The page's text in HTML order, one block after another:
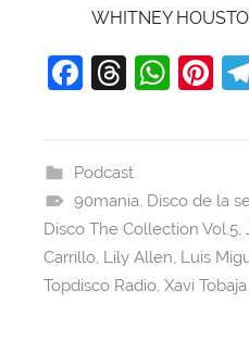
WHITNEY
F
e
b
o
o
T
a
d
s
W
A
p
p
Pi
st
Podcast
90mania, Disco de la
Disco The Collection Vol.5,
Carrillo, Lily Allen, Luis
Topdisco Radio, Xavi Tobaja